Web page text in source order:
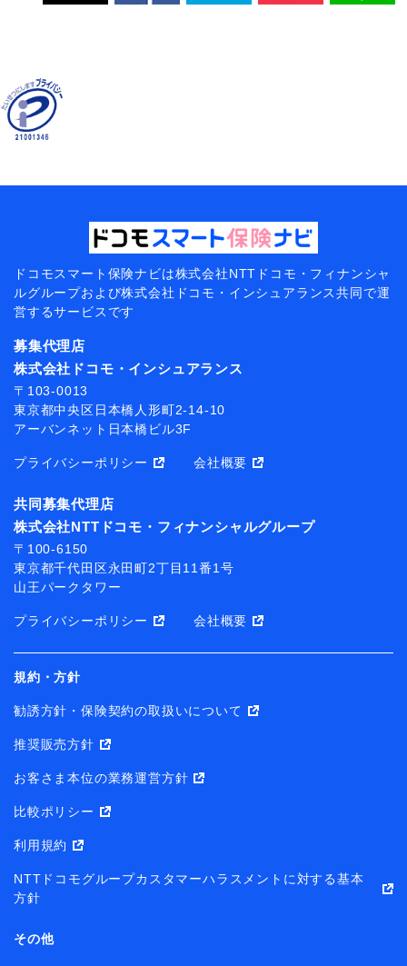
ドコモスマート保険ナビは株式会社NTTドコモ・フィナンシャ
ルグループおよび株式会社ドコモ・インシュアランス共同で運
営するサービスです
募集代理店
株式会社ドコモ・インシュアランス
〒103-0013
東京都中央区日本橋人形町2-14-10
アーバンネット日本橋ビル3F
プライバシーポリシー 会社概要
共同募集代理店
株式会社NTTドコモ・フィナンシャルグループ
〒100-6150
東京都千代田区永田町2丁目11番1号
山王パークタワー
プライバシーポリシー 会社概要
規約・方針
勧誘方針・保険契約の取扱いについて
推奨販売方針
お客さま本位の業務運営方針
比較ポリシー
利用規約
NTTドコモグループカスタマーハラスメントに対する基本
方針
その他